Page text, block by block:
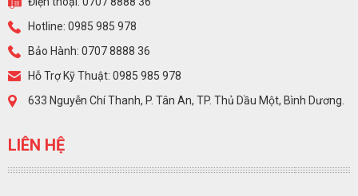
Hotline: 0985 985 978
Bảo Hành: 0707 8888 36
Hỗ Trợ Kỹ Thuật: 0985 985 978
633 Nguyễn Chí Thanh, P. Tân An, TP. Thủ Dầu Một, Bình Dương.
LIÊN HỆ